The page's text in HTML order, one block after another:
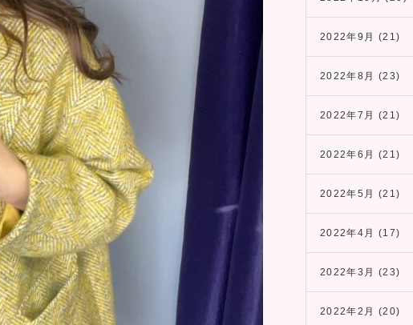
2022年9月 (21)
2022年8月 (23)
2022年7月 (21)
2022年6月 (21)
2022年5月 (21)
2022年4月 (17)
2022年3月 (23)
2022年2月 (20)